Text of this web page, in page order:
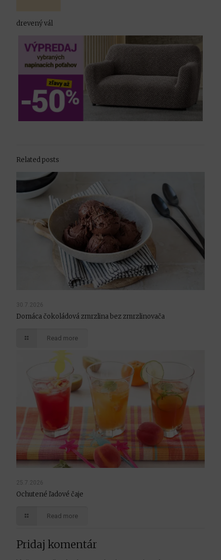
drevený vál
Related posts
30.7.2026
Domáca čokoládová zmrzlina bez zmrzlinovača
Read more
25.7.2026
Ochutené ľadové čaje
Read more
Pridaj komentár